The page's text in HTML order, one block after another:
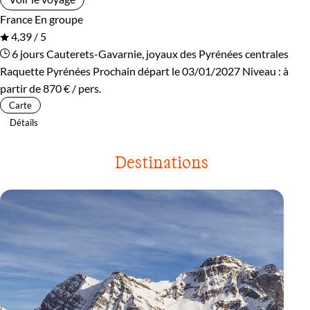
France En groupe
4,39 / 5
6 joursCauterets-Gavarnie, joyaux des Pyrénées centrales
Raquette Pyrénées Prochain départ le 03/01/2027 Niveau : à
partir de870 € / pers.
Carte
Détails
Destinations